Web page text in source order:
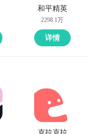
和平精英
2298.1万
详情